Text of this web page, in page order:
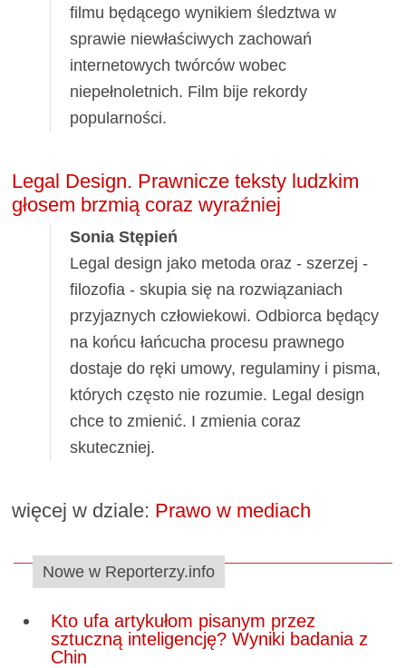
filmu będącego wynikiem śledztwa w
sprawie niewłaściwych zachowań
internetowych twórców wobec
niepełnoletnich. Film bije rekordy
popularności.
Legal Design. Prawnicze teksty ludzkim
głosem brzmią coraz wyraźniej
Sonia Stępień
Legal design jako metoda oraz - szerzej -
filozofia - skupia się na rozwiązaniach
przyjaznych człowiekowi. Odbiorca będący
na końcu łańcucha procesu prawnego
dostaje do ręki umowy, regulaminy i pisma,
których często nie rozumie. Legal design
chce to zmienić. I zmienia coraz
skuteczniej.
więcej w dziale: Prawo w mediach
Nowe w Reporterzy.info
Kto ufa artykułom pisanym przez
sztuczną inteligencję? Wyniki badania z
Chin